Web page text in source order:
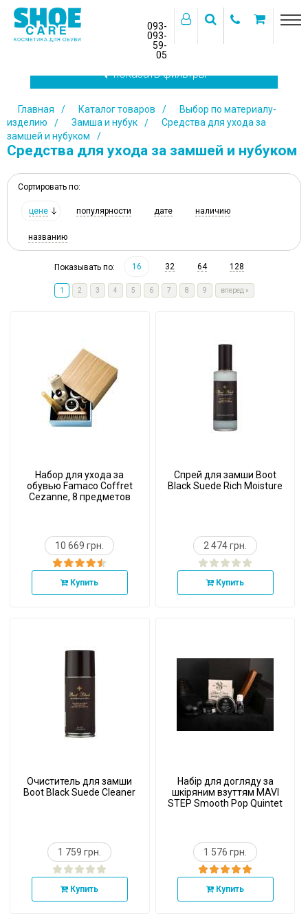
093-
093-
59-
05
показать фильтры
Главная Каталог товаров
Выбор по материалу-
изделию
Замша и нубук
Средства для ухода за
замшей и нубуком
Средства для ухода за замшей и нубуком
Сортировать по:
цене популярности дате наличию
названию
Показывать по: 16 32 64 128
1 2 3 4 5 6 7 8 9 вперед »
Набор для ухода за
обувью Famaco Coffret
Cezanne, 8 предметов
10 669 грн.
Купить
Спрей для замши Boot
Black Suede Rich Moisture
2 474 грн.
Купить
Очиститель для замши
Boot Black Suede Cleaner
1 759 грн.
Купить
Набір для догляду за
шкіряним взуттям MAVI
STEP Smooth Pop Quintet
1 576 грн.
Купить